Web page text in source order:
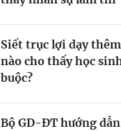
Siết trục lợi dạy
nào cho thấy học
buộc?
Bộ GD-ĐT hướng